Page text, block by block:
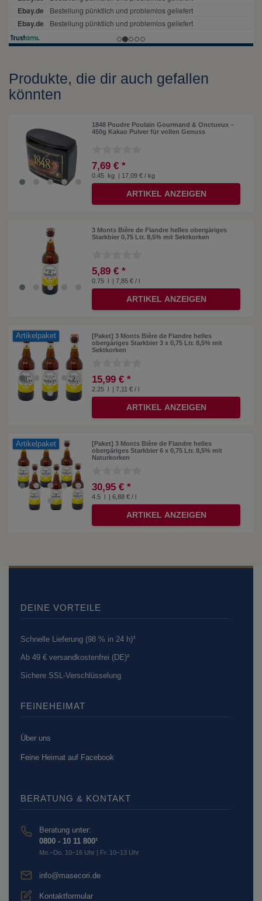
Produkte, die dir auch gefallen
könnten
1848 Poudre Poulain Gourmand & Onctueux –
450g Kakao Pulver für vollen Genuss
7,69 € *
0.45 kg | 17,09 € / kg
ARTIKEL ANZEIGEN
3 Monts Bière de Flandre helles obergäriges
Starkbier 0,75 Ltr. 8,5% mit Sektkorken
5,89 € *
0.75 | 7,85 € / l
ARTIKEL ANZEIGEN
Artikelpaket
[Paket] 3 Monts Bière de Flandre helles
obergäriges Starkbier 3 x 0,75 Ltr. 8,5% mit
Sektkorken
15,99 € *
2.25 l | 7,11 € / l
ARTIKEL ANZEIGEN
Artikelpaket
[Paket] 3 Monts Bière de Flandre helles
obergäriges Starkbier 6 x 0,75 Ltr. 8,5% mit
Naturkorken
30,95 € *
4.5 l | 6,88 € / l
ARTIKEL ANZEIGEN
DEINE VORTEILE
Schnelle Lieferung (98 % in 24 h)³
Ab 49 € versandkostenfrei (DE)²
Sichere SSL-Verschlüsselung
FEINEHEIMAT
Über uns
Feine Heimat auf Facebook
BERATUNG & KONTAKT
Beratung unter:
0800 - 10 11 800¹
Mo.–Do. 10–16 Uhr | Fr. 10–13 Uhr
info@masecori.de
Kontaktformular